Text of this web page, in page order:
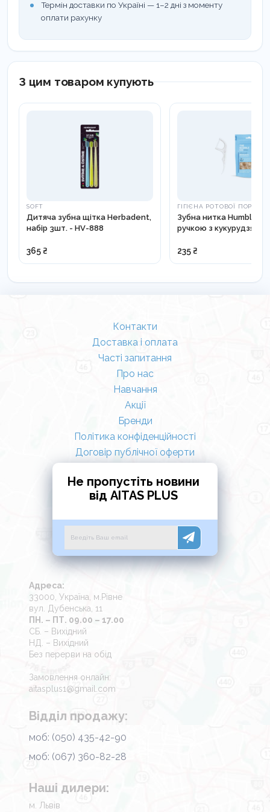
разом із органічним сміттям.
Склад:
щетина нейлон - 6 від DuPont.
Термін доставки по Україні — 1–2 дні з моменту
оплати рахунку
З цим товаром купують
SOFT
Дитяча зубна щітка Herbadent,
набір 3шт. - HV-888
365 ₴
ГІГІЄНА РОТОВОЇ
Зубна нитка Humble
ручкою з
покриттям - DFPR001
235 ₴
Контакти
Доставка і оплата
Часті запитання
Про нас
Навчання
Акції
Бренди
Політика конфіденційності
Договір публічної оферти
Не пропустіть новини
від AITAS PLUS
Адреса:
33000, Україна, м.Рівне
вул. Дубенська, 11
ПН. – ПТ. 09.00 – 17.00
СБ. – Вихідний
НД. – Вихідний
Без перерви на обід
Замовлення онлайн:
aitasplus1@gmail.com
Відділ продажу:
моб: (050) 435-42-90
моб: (067) 360-82-28
Наші дилери:
м. Львів